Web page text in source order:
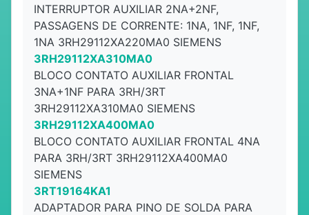
INTERRUPTOR AUXILIAR 2NA+2NF,
PASSAGENS DE CORRENTE: 1NA, 1NF, 1NF,
1NA 3RH29112XA220MA0 SIEMENS
3RH29112XA310MA0
BLOCO CONTATO AUXILIAR FRONTAL
3NA+1NF PARA 3RH/3RT
3RH29112XA310MA0 SIEMENS
3RH29112XA400MA0
BLOCO CONTATO AUXILIAR FRONTAL 4NA
PARA 3RH/3RT 3RH29112XA400MA0
SIEMENS
3RT19164KA1
ADAPTADOR PARA PINO DE SOLDA PARA